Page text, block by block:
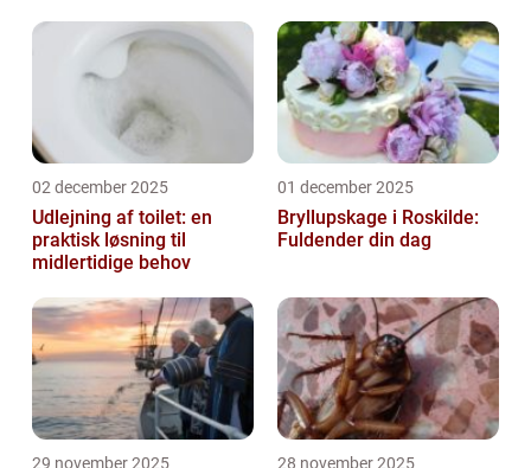
02 december 2025
Udlejning af toilet: en
praktisk løsning til
midlertidige behov
01 december 2025
Bryllupskage i Roskilde:
Fuldender din dag
29 november 2025 28 november 2025